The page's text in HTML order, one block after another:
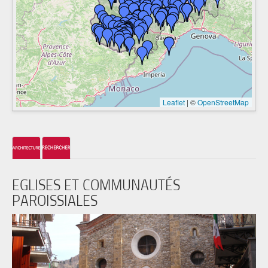
Leaflet | ©OpenStreetMap
EGLISES ET COMMUNAUTÉS
PAROISSIALES